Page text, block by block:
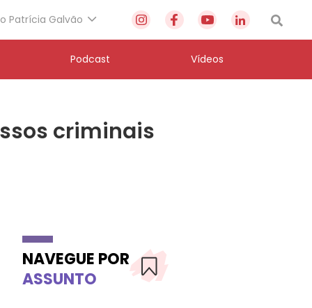
Patrícia Galvão
Podcast Vídeos
criminais
NAVEGUE POR
ASSUNTO